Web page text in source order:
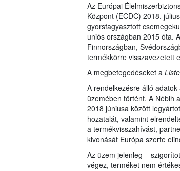
Az Európai
Központ (ECDC) 2018.
gyorsfagyasztott
uniós országban 2015 óta.
Finnországban,
termékkörre visszavezetett
A megbetegedéseket a
A rendelkezésre álló
üzemében történt. A Nébih
2018 júniusa között
hozatalát, valamint
a termékvisszahívást,
kivonását Európa szerte
Az üzem jelenleg –
végez, terméket nem